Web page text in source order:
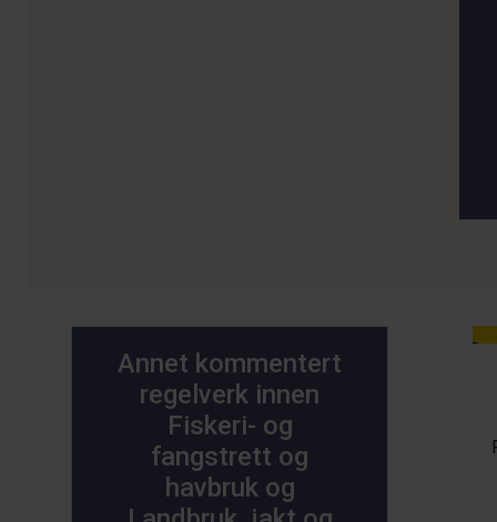
Annet kommentert
regelverk innen
Fiskeri- og
fangstrett og
havbruk og